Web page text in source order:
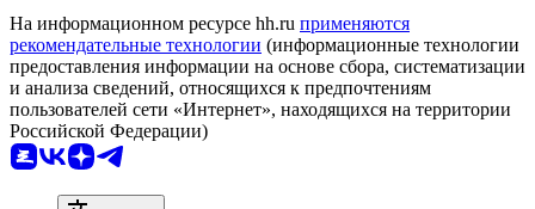
На информационном ресурсе hh.ru применяются
рекомендательные технологии (информационные технологии
предоставления информации на основе сбора, систематизации
и анализа сведений, относящихся к предпочтениям
пользователей сети «Интернет», находящихся на территории
Российской Федерации)